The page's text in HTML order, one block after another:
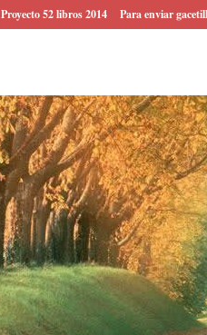
Proyecto 52 libros 2014 Para enviar